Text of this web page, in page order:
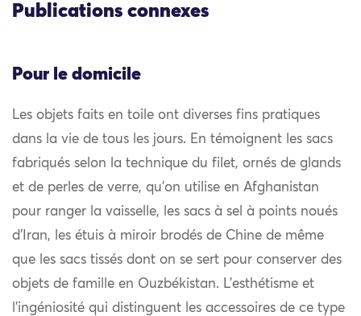
Publications connexes
Pour le domicile
Les objets faits en toile ont diverses fins pratiques
dans la vie de tous les jours. En témoignent les sacs
fabriqués selon la technique du filet, ornés de glands
et de perles de verre, qu’on utilise en Afghanistan
pour ranger la vaisselle, les sacs à sel à points noués
d’Iran, les étuis à miroir brodés de Chine de même
que les sacs tissés dont on se sert pour conserver des
objets de famille en Ouzbékistan. L’esthétisme et
l’ingéniosité qui distinguent les accessoires de ce type